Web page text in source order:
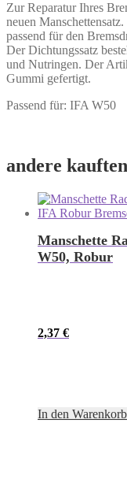
Zur Reparatur Ihres
neuen
passend für den
Der Dichtungssatz
und Nutringen. Der
Gummi gefertigt.
Passend für: IFA W50
andere
Manschette
W50, Robur
2,37 €
In den Warenkorb